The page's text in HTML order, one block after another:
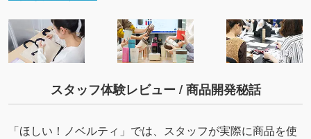
スタッフ体験レビュー / 商品開発秘話
「ほしい！ノベルティ」では、スタッフが実際に商品を使